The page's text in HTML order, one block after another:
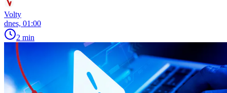
Volty
dnes, 01:00
2 min